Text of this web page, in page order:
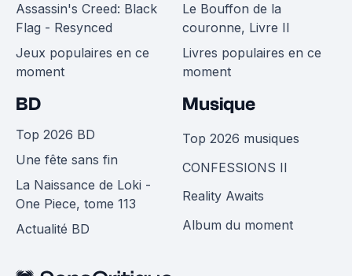
Assassin's Creed: Black
Flag - Resynced
Jeux populaires en ce
moment
Le Bouffon de la
couronne, Livre II
Livres populaires en ce
moment
BD
Top 2026 BD
Une fête sans fin
La Naissance de Loki -
One Piece, tome 113
Actualité BD
Musique
Top 2026 musiques
CONFESSIONS II
Reality Awaits
Album du moment